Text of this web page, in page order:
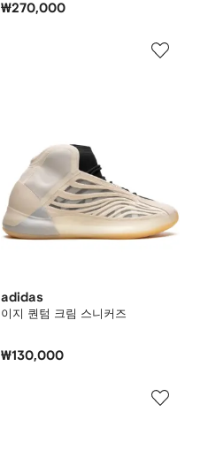
₩270,000
adidas
이지 퀀텀 크림 스니커즈
₩130,000